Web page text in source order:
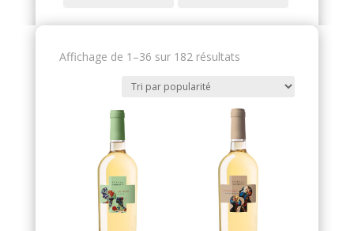
Affichage de 1–36 sur 182 résultatsTrié
popularité